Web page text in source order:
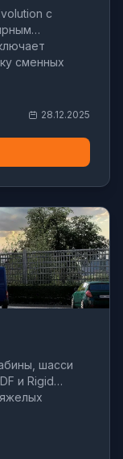
с
сменных
28.12.2025
шасси
и Rigid